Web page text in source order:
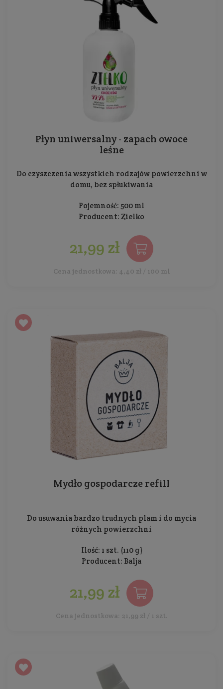
Płyn uniwersalny - zapach owoce
leśne
Do czyszczenia wszystkich rodzajów powierzchni w
domu, bez spłukiwania
Pojemność: 500 ml
Producent: Zielko
21,99 zł
Cena jednostkowa: 4,40 zł / 100 ml
Mydło gospodarcze refill
Do usuwania bardzo trudnych plam i do mycia
różnych powierzchni
Ilość: 1 szt. (110 g)
Producent: Balja
21,99 zł
Cena jednostkowa: 21,99 zł / 1 szt.